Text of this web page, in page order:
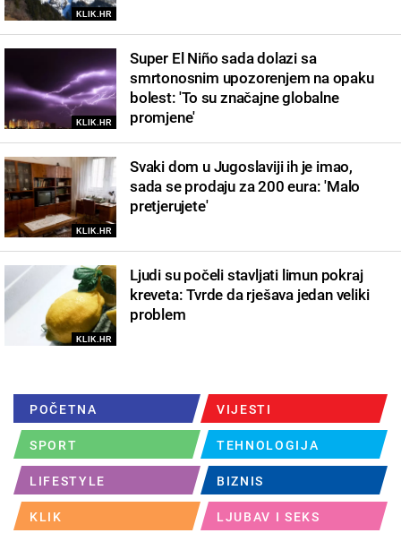
KLIK.HR
KLIK.HR
Super El Niño sada dolazi sa
smrtonosnim upozorenjem na opaku
bolest: 'To su značajne globalne
promjene'
KLIK.HR
Svaki dom u Jugoslaviji ih je imao,
sada se prodaju za 200 eura: 'Malo
pretjerujete'
KLIK.HR
Ljudi su počeli stavljati limun pokraj
kreveta: Tvrde da rješava jedan veliki
problem
POČETNA VIJESTI
SPORT TEHNOLOGIJA
LIFESTYLE BIZNIS
KLIK LJUBAV I SEKS